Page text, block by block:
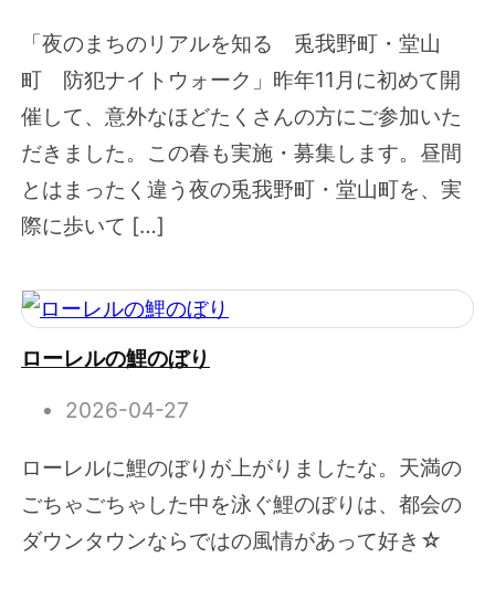
「夜のまちのリアルを知る 兎我野町・堂山
町 防犯ナイトウォーク」昨年11月に初めて開
催して、意外なほどたくさんの方にご参加いた
だきました。この春も実施・募集します。昼間
とはまったく違う夜の兎我野町・堂山町を、実
際に歩いて […]
ローレルの鯉のぼり
2026-04-27
ローレルに鯉のぼりが上がりましたな。天満の
ごちゃごちゃした中を泳ぐ鯉のぼりは、都会の
ダウンタウンならではの風情があって好き☆